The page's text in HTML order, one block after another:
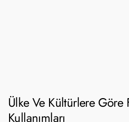
Ülke Ve Kültürlere Göre
Kullanımları